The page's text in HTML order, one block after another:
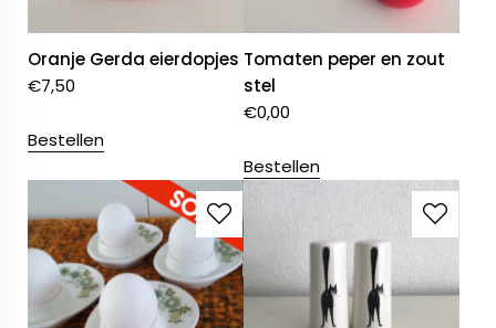
Oranje Gerda eierdopjes
€7,50
Bestellen
Tomaten peper en zout
stel
€0,00
Bestellen